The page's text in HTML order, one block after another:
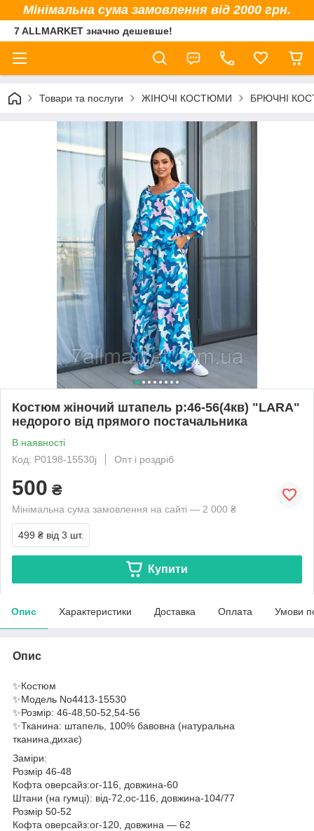
Мінімальна сума замовлення від 2000 грн.
7 ALLMARKET значно дешевше!
Товари та послуги ЖІНОЧІ КОСТЮМИ БРЮЧНІ
Костюм жіночий штапель р:46-56(4кв) "LARA"
недорого від прямого постачальника
В наявності
Код: P0198-15530j
Опт і роздріб
500 ₴
Мінімальна сума замовлення на сайті — 2 000 ₴
499 ₴ від 3 шт.
Купити
Опис Характеристики Доставка Оплата Умови
Опис
✨Костюм
✨Модель No4413-15530
✨Розмір: 46-48,50-52,54-56
✨Тканина: штапель, 100% бавовна (натуральна
тканина,дихає)
Заміри:
Розмір 46-48
Кофта оверсайз:ог-116, довжина-60
Штани (на гумці): від-72,ос-116, довжина-104/77
Розмір 50-52
Кофта оверсайз:ог-120, довжина — 62